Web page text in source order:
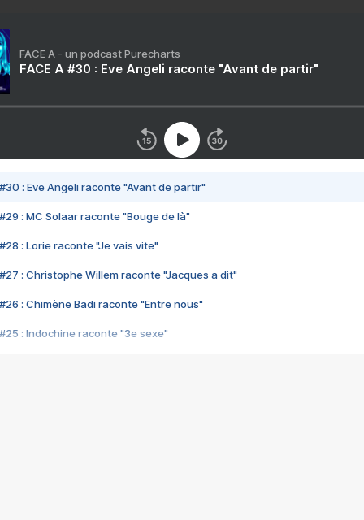
FACE A - un podcast Purecharts
FACE A #30 : Eve Angeli raconte "Avant de partir"
#30 : Eve Angeli raconte "Avant de partir"
#29 : MC Solaar raconte "Bouge de là"
#28 : Lorie raconte "Je vais vite"
#27 : Christophe Willem raconte "Jacques a dit"
#26 : Chimène Badi raconte "Entre nous"
#25 : Indochine raconte "3e sexe"